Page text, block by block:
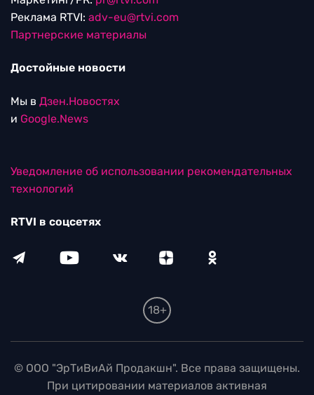
Реклама RTVI: adv-eu@rtvi.com
Партнерские материалы
Достойные новости
Мы в Дзен.Новостях
и Google.News
Уведомление об использовании рекомендательных
технологий
RTVI в соцсетях
18+
© ООО "ЭрТиВиАй Продакшн". Все права защищены.
При цитировании материалов активная